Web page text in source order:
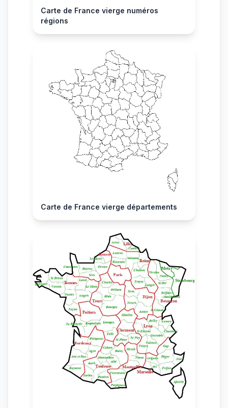
Carte de France vierge numéros
régions
Carte de France vierge départements